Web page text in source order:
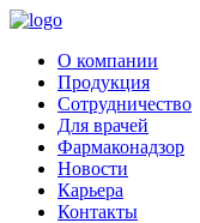
Перейти
содержимому
О компании
Продукция
Сотрудничество
Для врачей
Фармаконадзор
Новости
Карьера
Контакты